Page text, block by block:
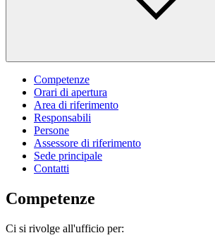
Competenze
Orari di apertura
Area di riferimento
Responsabili
Persone
Assessore di riferimento
Sede principale
Contatti
Competenze
Ci si rivolge all'ufficio per: